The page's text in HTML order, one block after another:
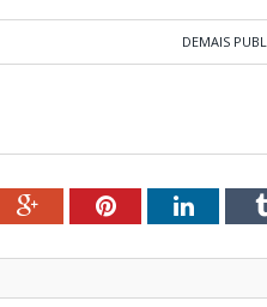
DEMAIS
Google+Pinterest